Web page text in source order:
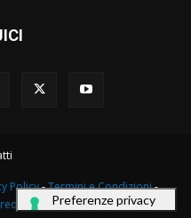
Policy-Termini e Condizioni-